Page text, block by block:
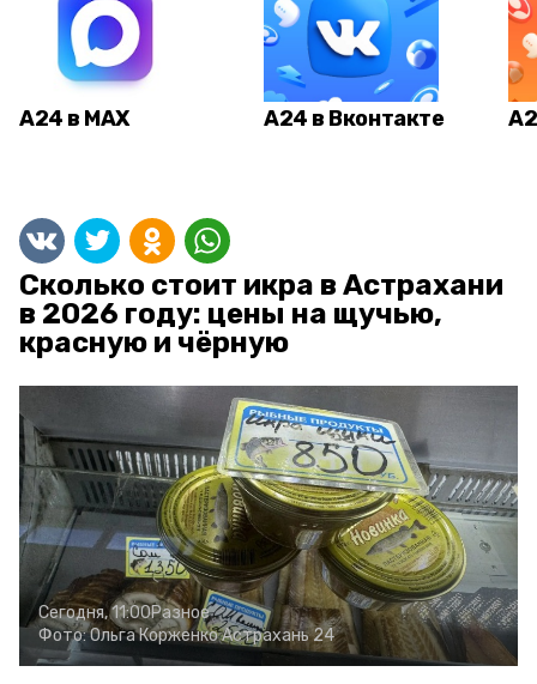
А24 в MAX А24 в Вконтакте
Сколько стоит икра в Астрахани
в 2026 году: цены на щучью,
красную и чёрную
Сегодня, 11:00Разное
Фото:Ольга КорженкоАстрахань 24